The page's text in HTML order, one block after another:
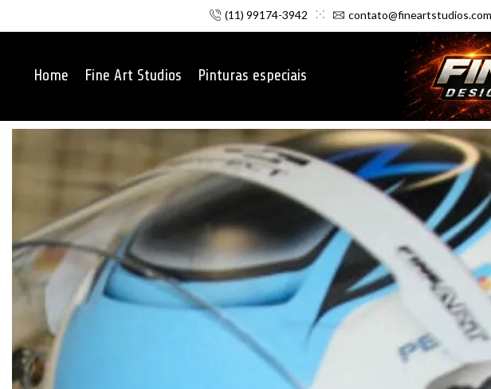
(11) 99174-3942
Home Fine Art Studios Pinturas especiais